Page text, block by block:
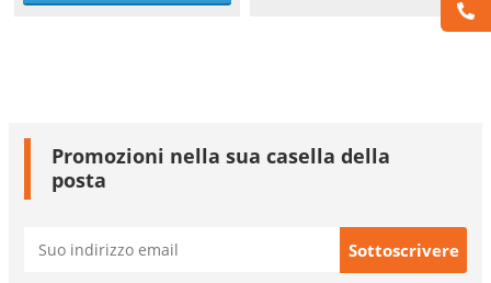
Promozioni nella sua casella della
posta